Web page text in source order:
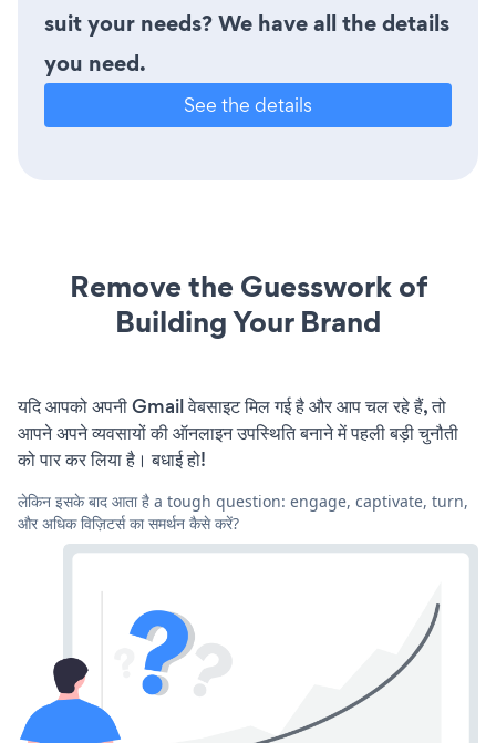
suit your needs? We have all the details
you need.
See the details
Remove the Guesswork of
Building Your Brand
यदि आपको अपनी Gmail वेबसाइट मिल गई है और आप चल रहे हैं, तो
आपने अपने व्यवसायों की ऑनलाइन उपस्थिति बनाने में पहली बड़ी चुनौती
को पार कर लिया है। बधाई हो!
लेकिन इसके बाद आता है a tough question: engage, captivate, turn,
और अधिक विज़िटर्स का समर्थन कैसे करें?